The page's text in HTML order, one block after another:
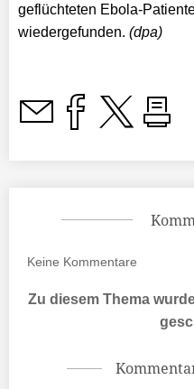
geflüchteten Ebola-
wiedergefunden. (dpa)
Keine Kommentare
Zu diesem Thema